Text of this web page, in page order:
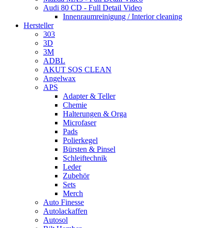
Audi 80 CD - Full Detail Video
Innenraumreinigung / Interior cleaning
Hersteller
303
3D
3M
ADBL
AKUT SOS CLEAN
Angelwax
APS
Adapter & Teller
Chemie
Halterungen & Orga
Microfaser
Pads
Polierkegel
Bürsten & Pinsel
Schleiftechnik
Leder
Zubehör
Sets
Merch
Auto Finesse
Autolackaffen
Autosol